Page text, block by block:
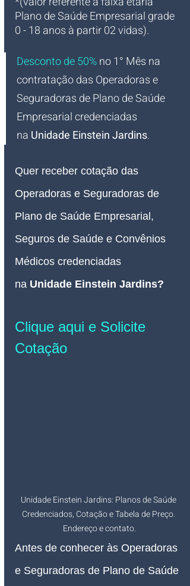
Plano de Saúde Empresarial grade
0 - 18 anos à partir 02 vidas).
Desconto de 50%no 1° Mês na
contratação das Operadoras e
Seguradoras de Plano de Saúde
Empresarial credenciadas
na Unidade Einstein Jardins.
Quer receber cotação das
Operadoras e Seguradoras de
Plano de Saúde Empresarial,
Seguros de Saúde e Convênios
Médicos credenciadas
na Unidade Einstein Jardins?
Clique aqui e Solicite
Cotação
Unidade Einstein Jardins: Planos de Saúde
Credenciados, Cotação e Tabela de Preço.
Endereço e contato.
Antes de conhecer às Operadoras
e Seguradoras de Plano de Saúde